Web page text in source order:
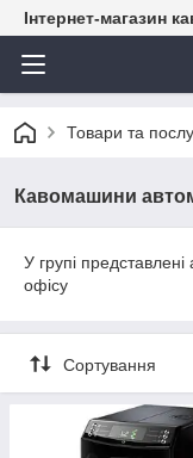
Інтернет-магазин
Товари та
Кавомашини
У групі
офісу
Сортування